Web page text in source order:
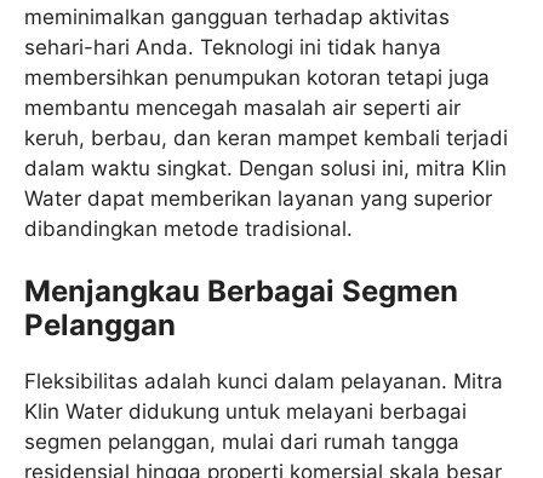
meminimalkan gangguan terhadap aktivitas
sehari-hari Anda. Teknologi ini tidak hanya
membersihkan penumpukan kotoran tetapi juga
membantu mencegah masalah air seperti air
keruh, berbau, dan keran mampet kembali terjadi
dalam waktu singkat. Dengan solusi ini, mitra Klin
Water dapat memberikan layanan yang superior
dibandingkan metode tradisional.
Menjangkau Berbagai Segmen
Pelanggan
Fleksibilitas adalah kunci dalam pelayanan. Mitra
Klin Water didukung untuk melayani berbagai
segmen pelanggan, mulai dari rumah tangga
residensial hingga properti komersial skala besar